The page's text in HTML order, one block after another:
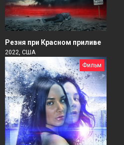
Резня при Красном приливе
2022, США
Фильм